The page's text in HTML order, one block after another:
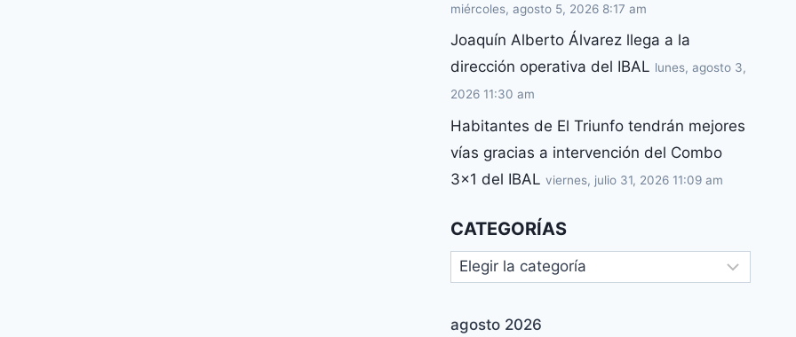
miércoles, agosto 5, 2026 8:17 am
Joaquín Alberto Álvarez llega a la
dirección operativa del IBAL lunes, agosto 3,
2026 11:30 am
Habitantes de El Triunfo tendrán mejores
vías gracias a intervención del Combo
3×1 del IBAL viernes, julio 31, 2026 11:09 am
CATEGORÍAS
agosto 2026